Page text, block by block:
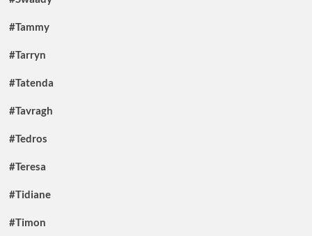
#Tammy
#Tarryn
#Tatenda
#Tavragh
#Tedros
#Teresa
#Tidiane
#Timon